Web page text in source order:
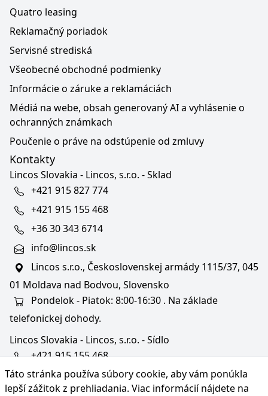
Táto stránka používa súbory cookie, aby vám ponúkla
lepší zážitok z prehliadania. Viac informácií nájdete na
Quatro leasing
Reklamačný poriadok
Servisné strediská
Všeobecné obchodné podmienky
Informácie o záruke a reklamáciách
Médiá na webe, obsah generovaný AI a vyhlásenie o
ochranných známkach
Poučenie o práve na odstúpenie od zmluvy
Kontakty
Lincos Slovakia - Lincos, s.r.o. - Sklad
+421 915 827 774
+421 915 155 468
+36 30 343 6714
info@lincos.sk
Lincos s.r.o., Československej armády 1115/37, 045
01 Moldava nad Bodvou, Slovensko
Pondelok - Piatok: 8:00-16:30 . Na základe
telefonickej dohody.
Lincos Slovakia - Lincos, s.r.o. - Sídlo
+421 915 155 468
+36/30 343 6714